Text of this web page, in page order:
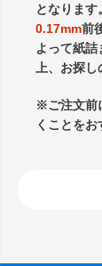
となりま
0.17mm前
よって紙
上、お探
※ご注文前
くことをお